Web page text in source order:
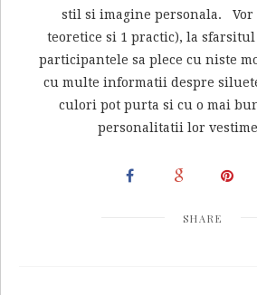
stil si imagine personala. Vor
teoretice si 1 practic), la
participantele sa plece cu niste
cu multe informatii despre
culori pot purta si cu o mai
personalitatii lor
SHARE